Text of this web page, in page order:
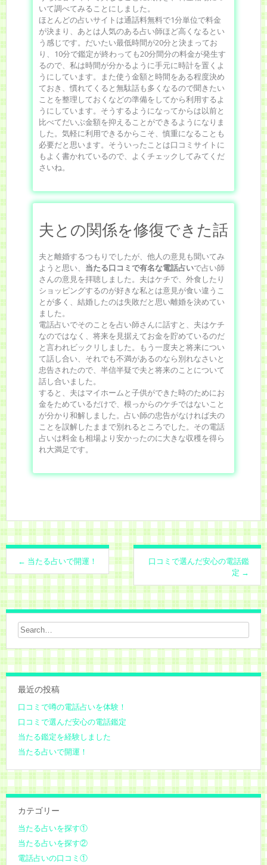
いて調べてみることにしました。
ほとんどの占いサイトは通話料無料で1分単位で料金
が決まり、あとは人気のある占い師ほど高くなるとい
う感じです。だいたい最低時間が20分と決まってお
り、10分で鑑定が終わっても20分間分の料金が発生す
るので、私は時間が分かるように手元に時計を置くよ
うにしています。また使う金額と時間をある程度決め
ておき、慣れてくると無駄話も多くなるので聞きたい
ことを整理しておくなどの準備をしてから利用するよ
うにしています。そうするようになってからは以前と
比べてだいぶ金額を抑えることができるようになりま
した。気軽に利用できるからこそ、慎重になることも
必要だと思います。そういったことは口コミサイトに
もよく書かれているので、よくチェックしてみてくだ
さいね。
夫との関係を修復できた話
夫と離婚するつもりでしたが、他人の意見も聞いてみ
ようと思い、 当たる口コミで有名な電話占いで占い師
さんの意見を拝聴しました。夫はケチで、外食したり
ショッピングするのが好きな私とは意見が食い違うこ
とが多く、結婚したのは失敗だと思い離婚を決めてい
ました。
電話占いでそのことを占い師さんに話すと、夫はケチ
なのではなく、将来を見据えてお金を貯めているのだ
と言われビックリしました。もう一度夫と将来につい
て話し合い、それでも不満があるのなら別れなさいと
忠告されたので、半信半疑で夫と将来のことについて
話し合いました。
すると、夫はマイホームと子供ができた時のためにお
金をためているだけで、根っからのケチではないこと
が分かり和解しました。占い師の忠告がなければ夫の
ことを誤解したままで別れるところでした。その電話
占いは料金も相場より安かったのに大きな収穫を得ら
れ大満足です。
Post
navigation
← 当たる占いで開運！
口コミで選んだ安心の電話鑑
定 →
最近の投稿
口コミで噂の電話占いを体験！
口コミで選んだ安心の電話鑑定
当たる鑑定を経験しました
当たる占いで開運！
カテゴリー
当たる占いを探す①
当たる占いを探す②
電話占いの口コミ①